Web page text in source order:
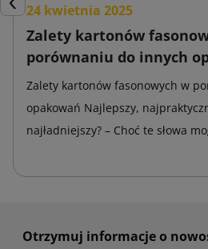
Poprzedni
24 kwietnia 2025
Zalety kartonów
porównaniu do innych
Zalety kartonów fasonowych w
opakowań Najlepszy,
najładniejszy? – Choć te słowa
Otrzymuj informacje o